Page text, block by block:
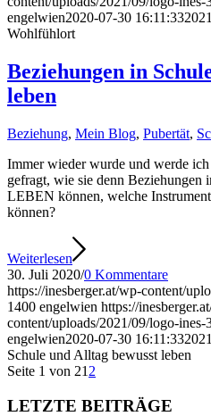
engelwien2020-07-30 16:11:33
Wohlfühlort
Beziehungen in
leben
Beziehung, Mein Blog, Pubertät,
Immer wieder wurde und werde
gefragt, wie sie denn Beziehungen
LEBEN können, welche
können?
Weiterlesen
30. Juli 2020/0 Kommentare
https://inesberger.at/wp-content/
1400 engelwien https://
content/uploads/2021/09/logo-
engelwien2020-07-30 16:11:33
Schule und Alltag bewusst leben
Seite 1 von 21 2
LETZTE BEITRÄGE